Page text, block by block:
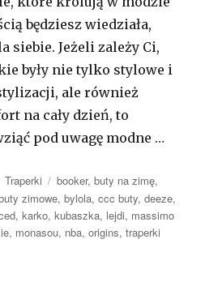
będziesz wiedziała,
siebie. Jeżeli zależy Ci,
były nie tylko stylowe i
ale również
na cały dzień, to
pod uwagę modne …
Kategorie
Traperki Tagi
booker,buty na zimę,
zimowe,bylola,ccc buty,deeze,
,karko,kubaszka, lejdi, massimo
, monasou, nba,origins,traperki